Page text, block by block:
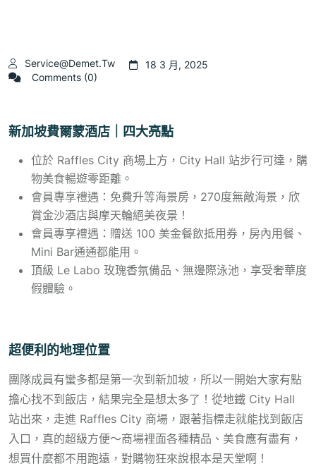
Service@demet.tw
18 3 月, 2025
Comments (0)
新加坡費爾蒙酒店｜四大亮點
位於 Raffles City 商場上方，City Hall 站步行可達，購
物美食暢遊零距離。
會員專享禮遇：免費升等海景房，270度無敵海景，欣
賞金沙酒店與摩天輪絕美夜景！
會員專享禮遇：贈送 100 美金餐飲抵用券，房內用餐、
Mini Bar通通都能用。
頂級 Le Labo 玫瑰香氛備品、無邊際泳池，享受奢華度
假體驗。
超便利的地理位置
團隊成員有蠻多都是第一次到新加坡，所以一開始大家有點
擔心找不到飯店，結果完全是想太多了！從地鐵 City Hall
站出來，走進 Raffles City 商場，跟著指標走就能找到飯店
入口，真的超級方便～商場裡面各種精品、美食應有盡有，
想買什麼都不用跑遠，對購物狂來說根本是天堂啊！